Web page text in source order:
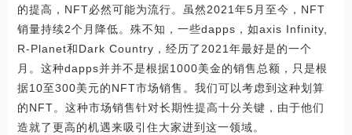
的提高，NFT必然可能为流行。虽然2021年5月至今，NFT
销量持续2个月降低。殊不知，一些dapps，如axis Infinity,
R-Planet和Dark Country，经历了2021年最好是的一个
月。这种dapps并并不是根据1000美金的销售总额，只是根
据10至300美元的NFT市场销售。我们可以考虑到这种划算
的NFT。这种市场销售针对长期性提高十分关键，由于他们
造就了更高的机遇来吸引住大家进到这一领域。